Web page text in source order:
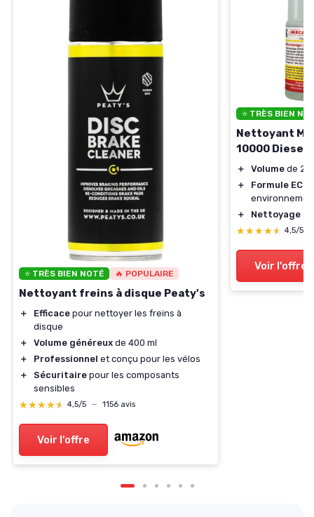
⭐ TRÈS BIEN NOTÉ 🔥 POPULAIRE
Nettoyant freins à disque Peaty's
＋ Efficace pour nettoyer les freins à
disque
＋
Volume généreux de 400 ml
＋
Professionnel et conçu pour les vélos
＋
Sécuritaire pour les composants
sensibles
★★★★★
★★★★★ 4,5/5 — 1156 avis
Voir l'offre
⭐ TRÈS BIEN
Nettoyant
10000 Diesel
＋ Volume de
＋
Formule ECO
＋
Nettoyage
★★★★★
★★★★★ 4,5/5
Voir l'offre